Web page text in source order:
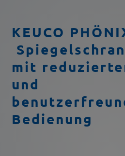
KEUCO
mit
und
Bedienung